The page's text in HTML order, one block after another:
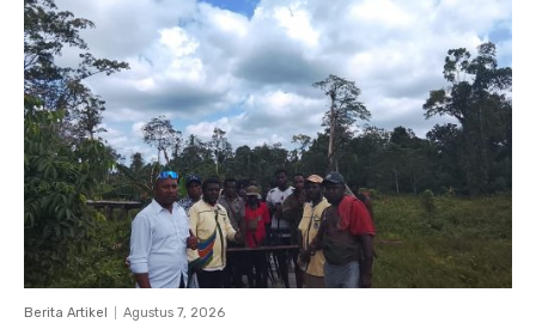
Berita Artikel Agustus 7, 2026